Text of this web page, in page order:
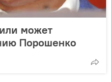
может
Порошенко